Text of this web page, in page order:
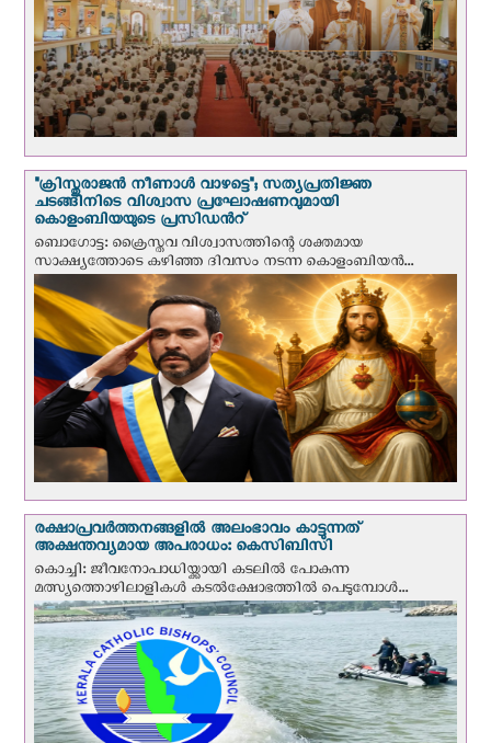
"ക്രിസ്തുരാജന്‍ നീണാള്‍ വാഴട്ടെ"; സത്യപ്രതിജ്ഞ
ചടങ്ങിനിടെ വിശ്വാസ പ്രഘോഷണവുമായി
കൊളംബിയയുടെ പ്രസിഡന്‍റ്
ബൊഗോട്ട: ക്രൈസ്തവ വിശ്വാസത്തിന്റെ ശക്തമായ
സാക്ഷ്യത്തോടെ കഴിഞ്ഞ ദിവസം നടന്ന കൊളംബിയന്‍...
രക്ഷാപ്രവര്‍ത്തനങ്ങളില്‍ അലംഭാവം കാട്ടുന്നത്
അക്ഷന്തവ്യമായ അപരാധം: കെസിബിസി
കൊച്ചി: ജീവനോപാധിയ്ക്കായി കടലില്‍ പോകുന്ന
മത്സ്യത്തൊഴിലാളികള്‍ കടല്‍ക്ഷോഭത്തില്‍ പെടുമ്പോള്‍...